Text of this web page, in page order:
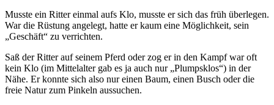
Musste ein Ritter einmal aufs Klo, musste er sich das früh überlegen.
War die Rüstung angelegt, hatte er kaum eine Möglichkeit, sein
„Geschäft“ zu verrichten.
Saß der Ritter auf seinem Pferd oder zog er in den Kampf war oft
kein Klo (im Mittelalter gab es ja auch nur „Plumpsklos“) in der
Nähe. Er konnte sich also nur einen Baum, einen Busch oder die
freie Natur zum Pinkeln aussuchen.